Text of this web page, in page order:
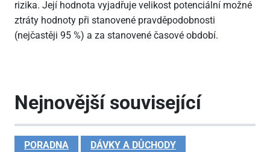
rizika. Její hodnota vyjadřuje velikost potenciální možné
ztráty hodnoty při stanovené pravděpodobnosti
(nejčastěji 95 %) a za stanovené časové období.
Nejnovější související
PORADNA
DÁVKY A DŮCHODY